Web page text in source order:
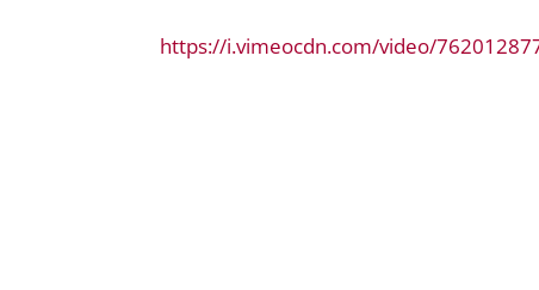
https://i.vimeocdn.com/video/